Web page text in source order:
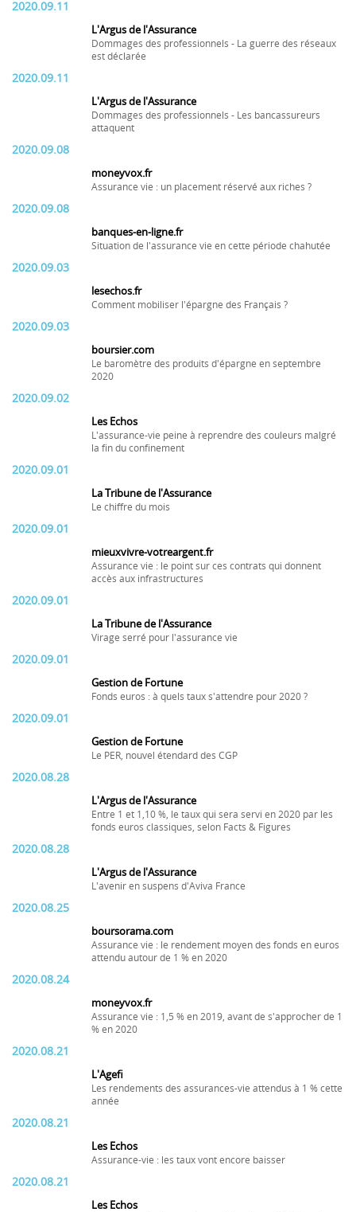
2020.09.11
L'Argus de l'Assurance
Dommages des professionnels - La guerre des réseaux
est déclarée
2020.09.11
L'Argus de l'Assurance
Dommages des professionnels - Les bancassureurs
attaquent
2020.09.08
moneyvox.fr
Assurance vie : un placement réservé aux riches ?
2020.09.08
banques-en-ligne.fr
Situation de l'assurance vie en cette période chahutée
2020.09.03
lesechos.fr
Comment mobiliser l'épargne des Français ?
2020.09.03
boursier.com
Le baromètre des produits d'épargne en septembre
2020
2020.09.02
Les Echos
L'assurance-vie peine à reprendre des couleurs malgré
la fin du confinement
2020.09.01
La Tribune de l'Assurance
Le chiffre du mois
2020.09.01
mieuxvivre-votreargent.fr
Assurance vie : le point sur ces contrats qui donnent
accès aux infrastructures
2020.09.01
La Tribune de l'Assurance
Virage serré pour l'assurance vie
2020.09.01
Gestion de Fortune
Fonds euros : à quels taux s'attendre pour 2020 ?
2020.09.01
Gestion de Fortune
Le PER, nouvel étendard des CGP
2020.08.28
L'Argus de l'Assurance
Entre 1 et 1,10 %, le taux qui sera servi en 2020 par les
fonds euros classiques, selon Facts & Figures
2020.08.28
L'Argus de l'Assurance
L'avenir en suspens d'Aviva France
2020.08.25
boursorama.com
Assurance vie : le rendement moyen des fonds en euros
attendu autour de 1 % en 2020
2020.08.24
moneyvox.fr
Assurance vie : 1,5 % en 2019, avant de s'approcher de 1
% en 2020
2020.08.21
L'Agefi
Les rendements des assurances-vie attendus à 1 % cette
année
2020.08.21
Les Echos
Assurance-vie : les taux vont encore baisser
2020.08.21
Les Echos